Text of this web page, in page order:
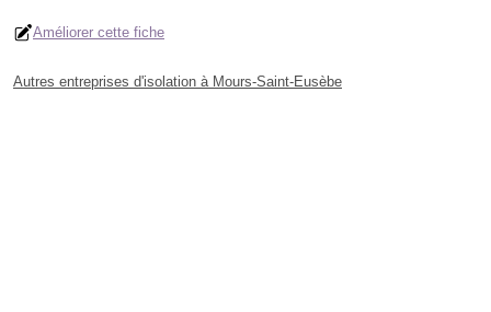
Améliorer cette fiche
Autres entreprises d'isolation à Mours-Saint-Eusèbe